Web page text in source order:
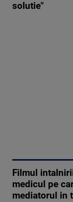
solutie"
Filmul
medicul pe
mediatorul in